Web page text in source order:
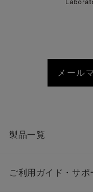
メール
製品一覧
ご利用ガイド・サポ